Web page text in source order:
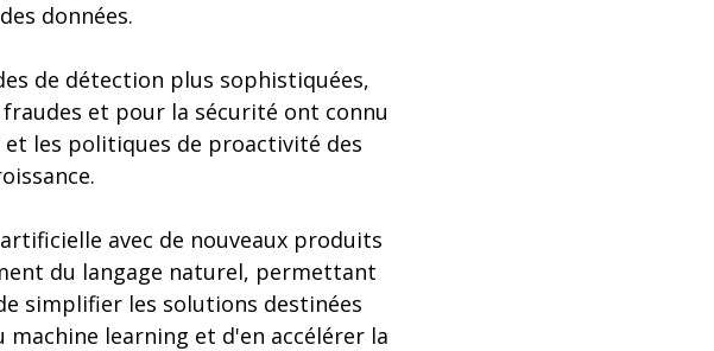
données.
de détection plus sophistiquées,
et pour la sécurité ont connu
et les politiques de proactivité des
avec de nouveaux produits
du langage naturel, permettant
simplifier les solutions destinées
learning et d'en accélérer la